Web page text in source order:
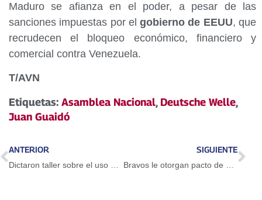
Maduro se afianza en el poder, a pesar de las
sanciones impuestas por elgobierno de EEUU, que
recrudecen el bloqueo económico, financiero y
comercial contra Venezuela.
T/AVN
Etiquetas: Asamblea Nacional, Deutsche Welle,
Juan Guaidó
ANTERIOR SIGUIENTE